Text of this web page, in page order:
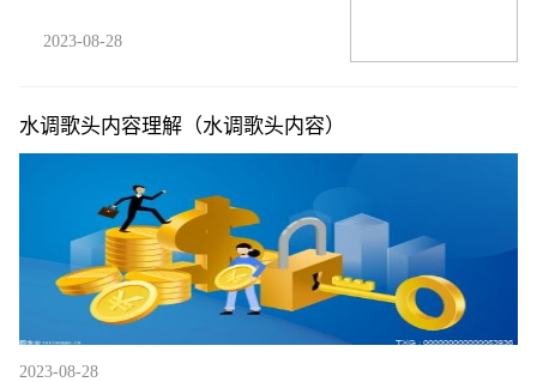
2023-08-28
水调歌头内容理解（水调歌头内容）
2023-08-28